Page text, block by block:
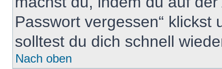
Passwort vergessen“ klickst
solltest du dich schnell
Nach oben